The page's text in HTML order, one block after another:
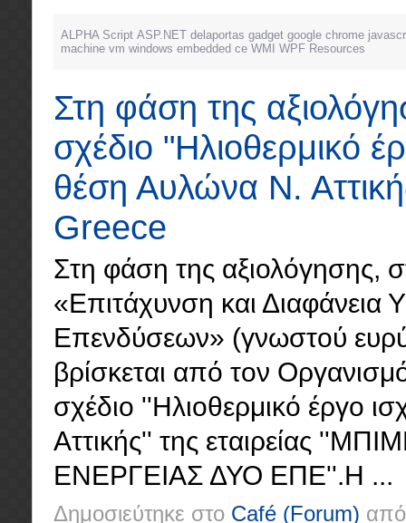
ALPHA Script ASP.NET delaportas gadget google chrome
machine vm windows embedded ce WMI WPF Resources
Στη φάση της
σχέδιο "Ηλιοθερμικό
θέση Αυλώνα Ν.
Greece
Στη φάση της αξιολόγησης,
«Επιτάχυνση και Διαφάνεια
Επενδύσεων» (γνωστού
βρίσκεται από τον
σχέδιο ''Ηλιοθερμικό έργο
Αττικής'' της εταιρείας
ΕΝΕΡΓΕΙΑΣ ΔΥΟ ΕΠΕ''.Η ...
Δημοσιεύτηκε στο Café (Forum)